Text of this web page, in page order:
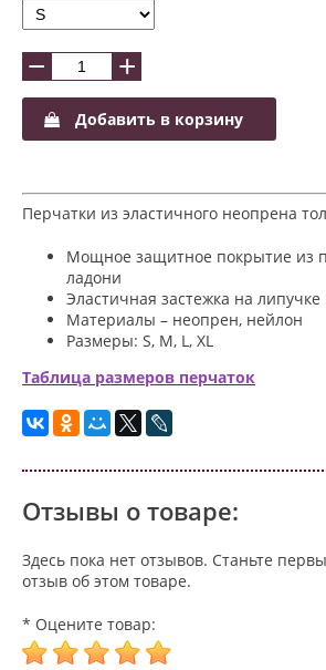
− +
Добавить в корзину
Перчатки из эластичного неопрена
Мощное защитное покрытие из
ладони
Эластичная застежка на липучке
Материалы – неопрен, нейлон
Размеры: S, M, L, XL
Таблица размеров перчаток
Отзывы о товаре:
Здесь пока нет отзывов. Станьте
отзыв об этом товаре.
* Оцените товар: